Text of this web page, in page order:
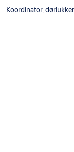
Koordinator,